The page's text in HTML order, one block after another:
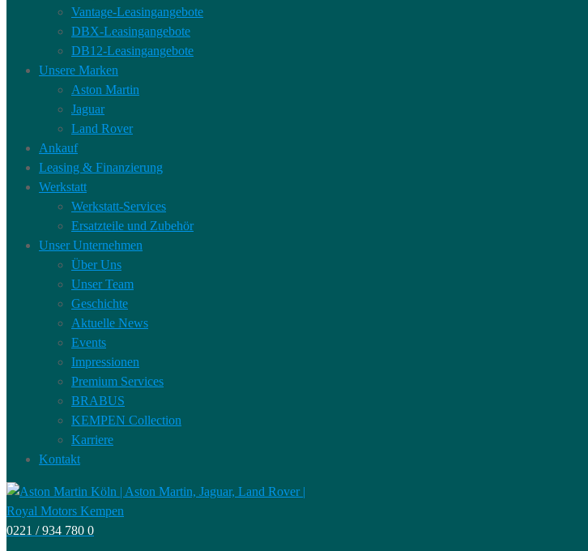
Vantage-Leasingangebote
DBX-Leasingangebote
DB12-Leasingangebote
Unsere Marken
Aston Martin
Jaguar
Land Rover
Ankauf
Leasing & Finanzierung
Werkstatt
Werkstatt-Services
Ersatzteile und Zubehör
Unser Unternehmen
Über Uns
Unser Team
Geschichte
Aktuelle News
Events
Impressionen
Premium Services
BRABUS
KEMPEN Collection
Karriere
Kontakt
0221 / 934 780 0